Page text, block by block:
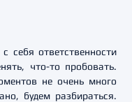
себя ответственности
что-то пробовать.
не очень много
будем разбираться.